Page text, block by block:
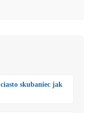
skubaniec jak